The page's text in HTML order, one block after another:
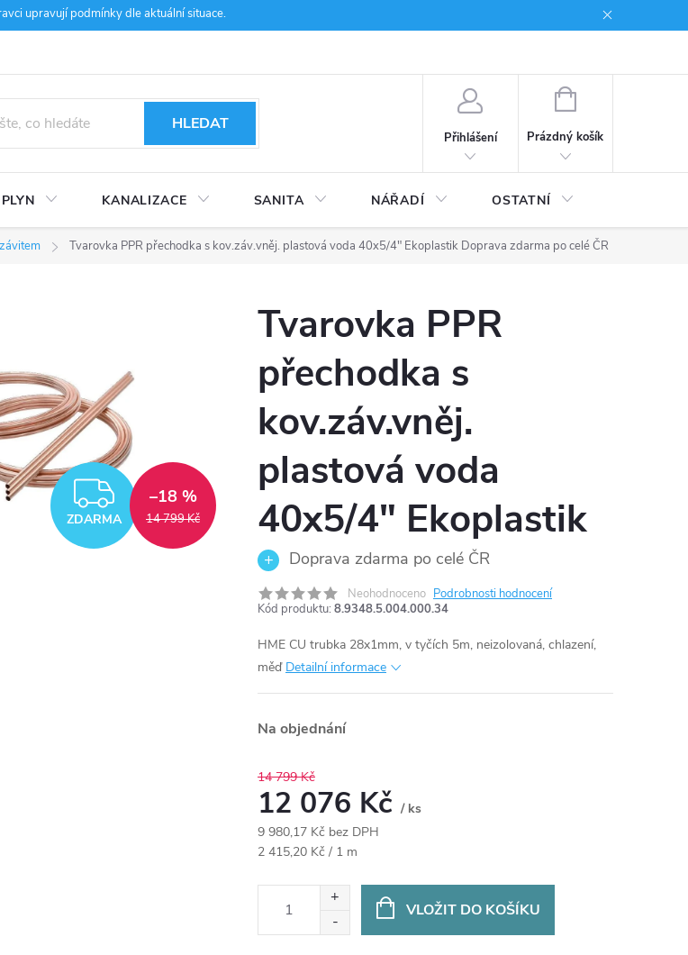
upravují podmínky dle aktuální situace.
HLEDAT
Přihlášení
NÁKUPNÍ
Prázdný košík
PLYN KANALIZACE SANITA NÁŘADÍ OSTATNÍ
Tvarovka PPR přechodka s kov.záv.vněj. plastová voda 40x5/4" Ekoplastik Doprava zdarma po celé ČR
ZDARMA
ZDARMA 14 799 Kč
–18 %
Tvarovka PPR
přechodka s
kov.záv.vněj.
plastová voda
40x5/4" Ekoplastik
Doprava zdarma po celé ČR
Neohodnoceno Podrobnosti hodnocení
Kód produktu: 8.9348.5.004.000.34
HME CU trubka 28x1mm, v tyčích 5m, neizolovaná, chlazení,
měď Detailní informace
Na objednání
14 799 Kč
12 076 Kč / ks
9 980,17 Kč bez DPH
Měrná
2 415,20 Kč / 1 m
VLOŽIT DO KOŠÍKU